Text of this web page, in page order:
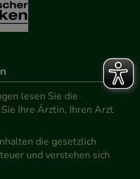
lesen Sie die
Ihre Ärztin, Ihren Arzt
die gesetzlich
und verstehen sich